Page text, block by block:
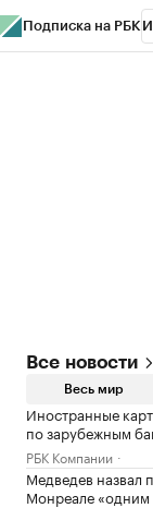
Подписка на РБК
Все новости
Весь мир
Иностранные
по зарубежным
РБК Компании
Медведев назвал
Монреале «одним